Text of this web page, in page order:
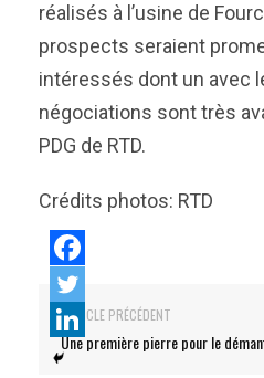
réalisés à l’usine de
prospects seraient
intéressés dont un avec
négociations sont très
PDG de RTD.
Crédits photos: RTD
ARTICLE PRÉCÉDENT
Une première pierre pour le